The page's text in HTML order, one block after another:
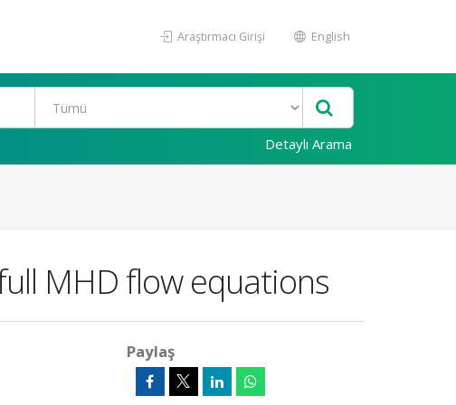
Araştırmacı Girişi English
Detaylı Arama
MHD flow equations
Paylaş